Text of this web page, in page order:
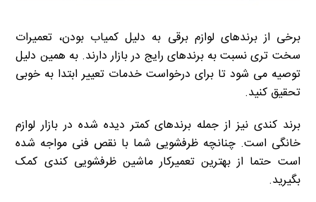
برخی از برندهای لوازم برقی به دلیل کمیاب بودن، تعمیرات
سخت تری نسبت به برندهای رایج در بازار دارند. به همین دلیل
توصیه می شود تا برای درخواست خدمات تعییر ابتدا به خوبی
تحقیق کنید.
برند کندی نیز از جمله برندهای کمتر دیده شده در بازار لوازم
خانگی است. چنانچه ظرفشویی شما با نقص فنی مواجه شده
است حتما از بهترین تعمیرکار ماشین ظرفشویی کندی کمک
بگیرید.